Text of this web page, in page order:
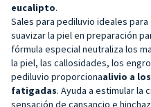
eucalipto.
Sales para pediluvio ideales
suavizar la piel en preparación
fórmula especial neutraliza los
la piel, las callosidades, los
pediluvio proporcionaalivio a
fatigadas. Ayuda a estimular la
sensación de cansancio e